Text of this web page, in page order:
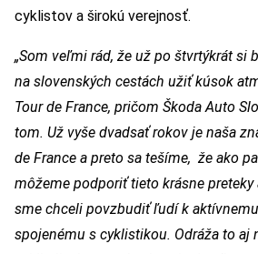
cyklistov a širokú verejnosť.
„Som veľmi rád, že už po štvrtýkrát si
na slovenských cestách užiť kúsok
Tour de France, pričom Škoda Auto
tom. Už vyše dvadsať rokov je naša
de France a preto sa tešíme, že ako
môžeme podporiť tieto krásne
sme chceli povzbudiť ľudí k
spojenému s cyklistikou. Odráža to aj